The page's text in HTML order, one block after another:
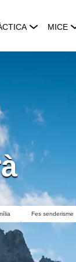
MICE
Fes senderisme